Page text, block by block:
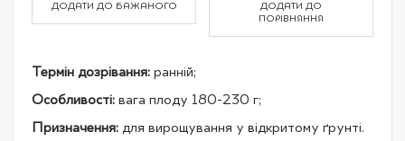
ДОДАТИ ДО БАЖАНОГО
ДОДАТИ ДО
ПОРІВНЯННЯ
Термін дозрівання: ранній;
Особливості: вага плоду 180-230 г;
Призначення: для вирощування у відкритому ґрунті.